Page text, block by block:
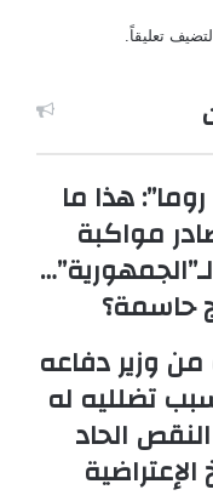
لتضيف تعليقاً.
هذا ما
مواكبة
حاسمة؟
وزير دفاعه
تضلليه له
الحاد
الإعتراضية